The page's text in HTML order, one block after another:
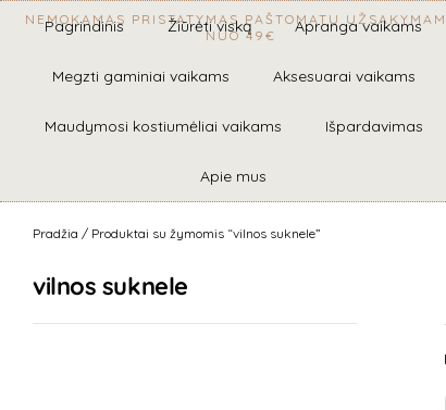
NEMOKAMAS PRISTATYMAS PAŠTOMATU
NUO 49€
Pagrindinis Žiūrėti viską Apranga vaikams
Megzti gaminiai vaikams Aksesuarai vaikams
Maudymosi kostiumėliai vaikams Išpardavimas
Apie mus
Pradžia / Produktai su žymomis “vilnos suknele”
vilnos suknele